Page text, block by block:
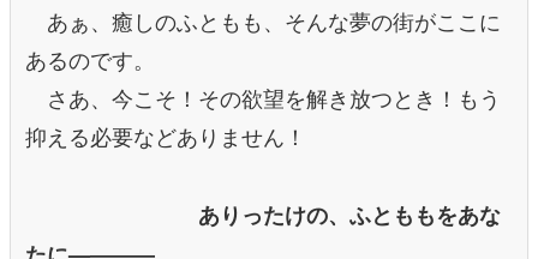
あぁ、癒しのふともも、そんな夢の街がここに
あるのです。
さあ、今こそ！その欲望を解き放つとき！もう
抑える必要などありません！
ありったけの、ふとももをあな